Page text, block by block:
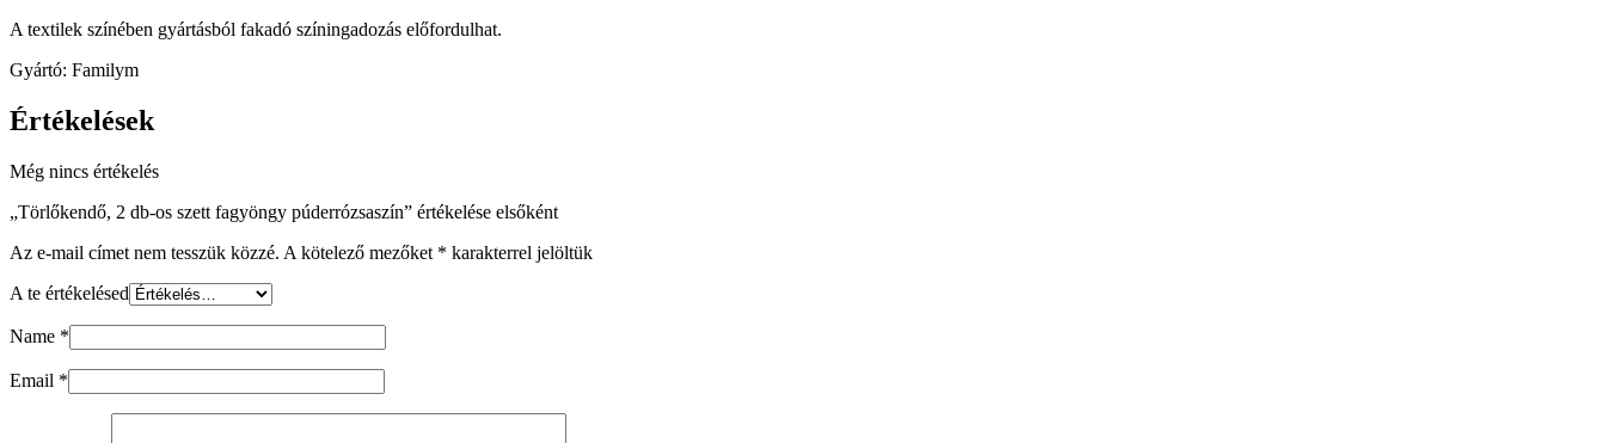
A textilek színében gyártásból fakadó színingadozás előfordulhat.
Gyártó: Familym
Értékelések
Még nincs értékelés
„Törlőkendő, 2 db-os szett fagyöngy púderrózsaszín” értékelése elsőként
Az e-mail címet nem tesszük közzé. A kötelező mezőket * karakterrel jelöltük
A te értékelésed
Name *
Email *